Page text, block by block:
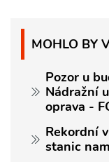
MOHLO BY
Pozor u
Nádražní
oprava -
Rekordní
stanic